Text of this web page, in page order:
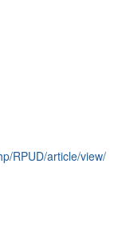
RPUD/article/view/